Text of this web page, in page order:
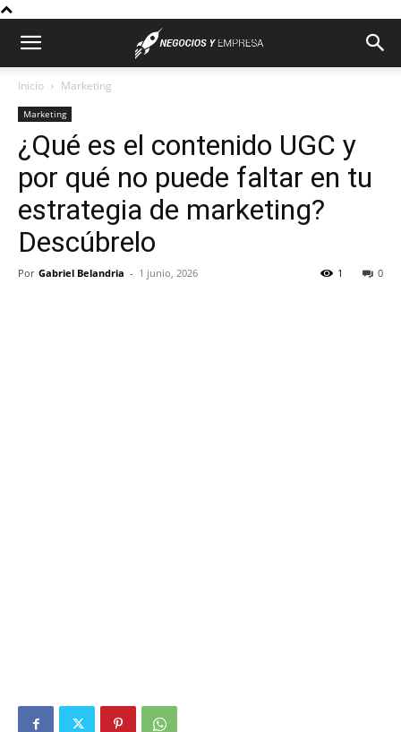
Inicio Marketing
Marketing
¿Qué es el contenido UGC y
por qué no puede faltar en tu
estrategia de marketing?
Descúbrelo
Por Gabriel Belandria - 1 junio, 2026 0
1